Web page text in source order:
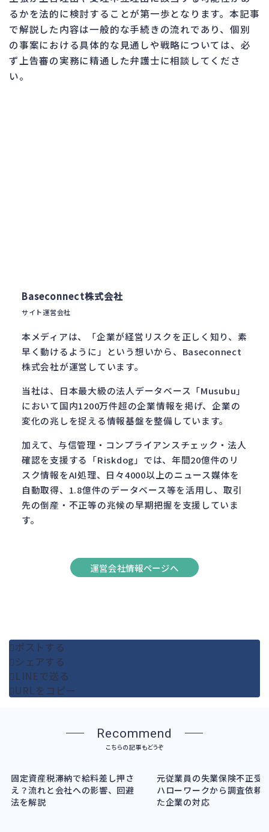
るかを法的に検討することが第一歩となります。本記事
で解説した内容は一般的な手続きの流れであり、個別
の事案における具体的な見通しや戦略については、必
ず上告審の実務に精通した弁護士に相談してくださ
い。
Baseconnect株式会社
サイト運営会社
本メディアは、「企業が経営リスクを正しく知り、素
早く動けるように」という想いから、Baseconnect
株式会社が運営しています。
当社は、日本最大級の法人データベース「Musubu」
において国内1200万件超の企業情報を掲げ、企業の
変化の兆しを捉える情報基盤を整備しています。
加えて、与信管理・コンプライアンスチェック・法人
確認を支援する「Riskdog」では、年間20億件のリ
スク情報をAI処理、日々4000以上のニュース媒体を
自動取得、1.8億件のデータベース等を活用し、取引
先の倒産・不正等の兆候の早期把握を支援していま
す。
運営会社情報ページへ
ポストする
シェアする
LINEで送る
URLをコピー
Recommend
こちらの記事もどうぞ
固定資産税滞納で給料差し押さ
え？流れと会社への影響、回避
法を解説
元従業員の失業保険不正受
ハローワークから調査依頼
た企業の対応